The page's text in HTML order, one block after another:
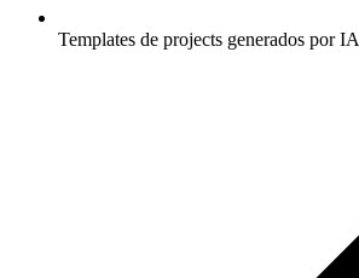
Templates de projects generados por IA